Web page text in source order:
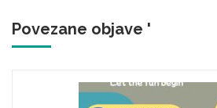
Povezane objave '